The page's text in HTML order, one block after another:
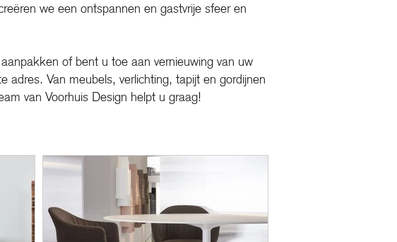
we een ontspannen en gastvrije sfeer en
of bent u toe aan vernieuwing van uw
adres. Van meubels, verlichting, tapijt en gordijnen
van Voorhuis Design helpt u graag!